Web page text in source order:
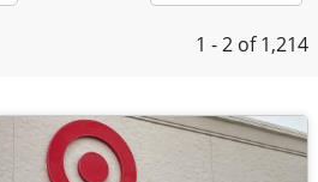
1 - 2 of 1,214